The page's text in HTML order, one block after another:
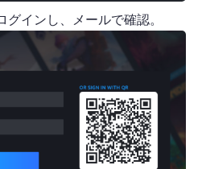
インし、メールで確認。